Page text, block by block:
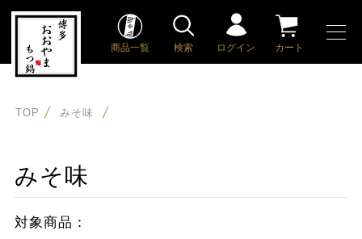
商品一覧 検索 ログイン カート
TOP みそ味
みそ味
対象商品：